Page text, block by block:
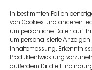
In bestimmten Fällen
von Cookies und anderen
um persönliche Daten auf
um personalisierte
Inhaltemessung,
Produktentwicklung
außerdem für die
ansprechen,
binden können. In
% seiner Patienten
um 17:30 Uhr und
Am Ende